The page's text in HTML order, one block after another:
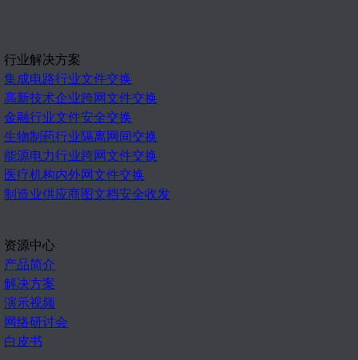
行业解决方案
集成电路行业文件交换
高新技术企业跨网文件交换
金融行业文件安全交换
生物制药行业隔离网间交换
能源电力行业跨网文件交换
医疗机构内外网文件交换
制造业供应商图文档安全收发
资源中心
产品简介
解决方案
演示视频
网络研讨会
白皮书